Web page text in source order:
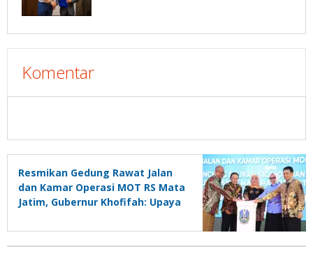
Komentar
Resmikan Gedung Rawat Jalan
dan Kamar Operasi MOT RS Mata
Jatim, Gubernur Khofifah: Upaya
dan Kenyamanan Pasien